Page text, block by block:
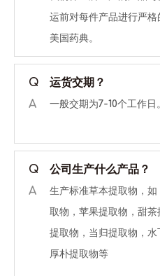
运前对每件产品进行严
美国药典。
Q
运货交期？
A
一般交期为7-10个工作日
Q
公司生产什么产品？
A
生产标准草本提取物，
取物，苹果提取物，甜
提取物，当归提取物，水
厚朴提取物等